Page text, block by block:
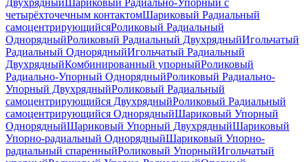
ДвухрядныйШариковый Радиально-Упорный с
четырёхточечным контактомШариковый Радиальный
самоцентрирующийсяРоликовый Радиальный
ОднорядныйРоликовый Радиальный ДвухрядныйИгольчатый
Радиальный ОднорядныйИгольчатый Радиальный
ДвухрядныйКомбинированный упорныйРоликовый
Радиально-Упорный ОднорядныйРоликовый Радиально-
Упорный ДвухрядныйРоликовый Радиальный
самоцентрирующийся ДвухрядныйРоликовый Радиальный
самоцентрирующийся ОднорядныйШариковый Упорный
ОднорядныйШариковый Упорный ДвухрядныйШариковый
Упорно-радиальный ОднорядныйШариковый Упорно-
радиальный спаренныйРоликовый УпорныйИгольчатый